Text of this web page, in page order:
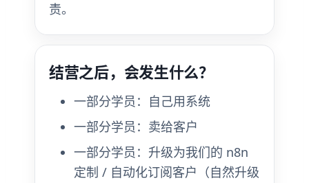
责。
结营之后，会发生什么？
一部分学员：自己用系统
一部分学员：卖给客户
一部分学员：升级为我们的 n8n
定制 / 自动化订阅客户（自然升级